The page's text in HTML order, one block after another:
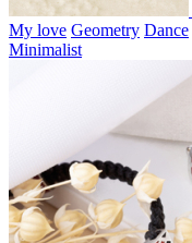
My love Geometry Dance
Minimalist